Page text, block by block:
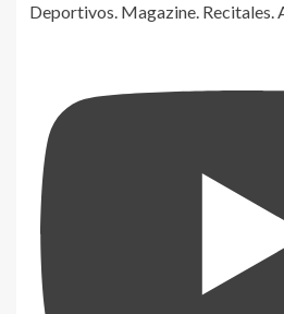
Deportivos. Magazine. Recitales.